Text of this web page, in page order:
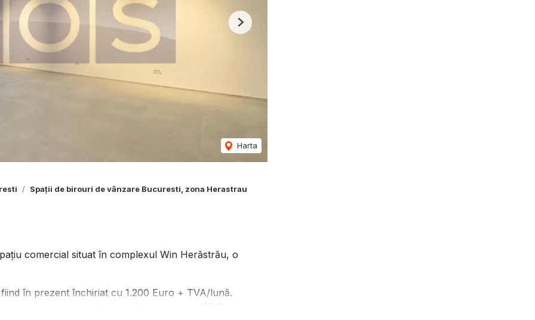
Harta
Next
Spații de birouri de vânzare Bucuresti, zona Herastrau
comercial situat în complexul Win Herăstrău, o
în prezent închiriat cu 1.200 Euro + TVA/lună.